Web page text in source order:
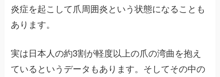
炎症を起こして爪周囲炎という状態になることも
あります。
実は日本人の約3割が軽度以上の爪の湾曲を抱え
ているというデータもあります。そしてその中の